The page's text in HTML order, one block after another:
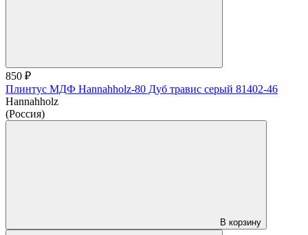
850 ₽
Плинтус МДФ Hannahholz-80 Дуб травис серый 81402-46
Hannahholz
(Россия)
В корзину